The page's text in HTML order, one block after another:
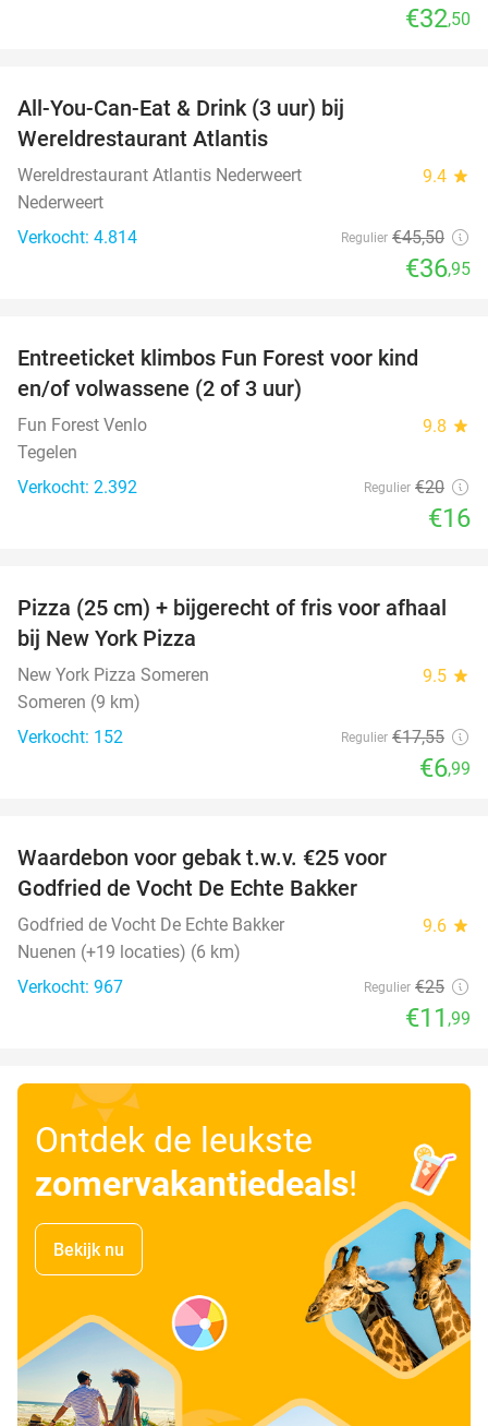
€32,50
All-You-Can-Eat & Drink (3 uur) bij
Wereldrestaurant Atlantis
Wereldrestaurant Atlantis Nederweert 9.4 star
Nederweert
Verkocht: 4.814
Regulier €45,50
€36,95
Entreeticket klimbos Fun Forest voor kind
en/of volwassene (2 of 3 uur)
Fun Forest Venlo 9.8 star
Tegelen
Verkocht: 2.392
Regulier €20
€16
60%
Pizza (25 cm) + bijgerecht of fris voor afhaal
bij New York Pizza
New York Pizza Someren 9.5 star
Someren (9 km)
Verkocht: 152
Regulier €17,55
€6,99
Waardebon voor gebak t.w.v. €25 voor
Godfried de Vocht De Echte Bakker
Godfried de Vocht De Echte Bakker 9.6 star
Nuenen (+19 locaties) (6 km)
Verkocht: 967
Regulier €25
€11 ,99
Ontdek de leukste
zomervakantiedeals!
Bekijk nu